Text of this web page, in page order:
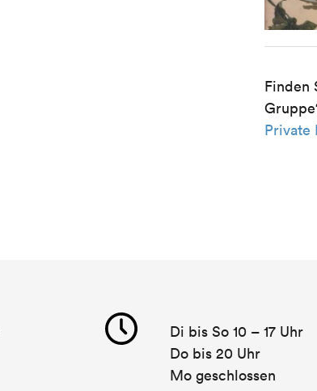
Finden
Private
Di bis So 10 – 17 Uhr
Do bis 20 Uhr
Mo geschlossen